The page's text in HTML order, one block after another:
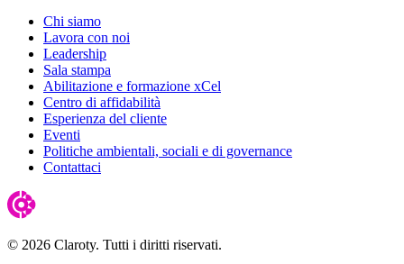
Chi siamo
Lavora con noi
Leadership
Sala stampa
Abilitazione e formazione xCel
Centro di affidabilità
Esperienza del cliente
Eventi
Politiche ambientali, sociali e di governance
Contattaci
© 2026 Claroty. Tutti i diritti riservati.